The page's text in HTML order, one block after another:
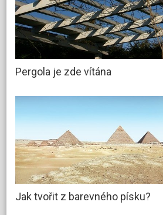
Pergola je zde vítána
Jak tvořit z barevného písku?